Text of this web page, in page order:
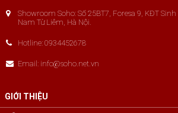
Showroom Soho: Số 25BT7, Foresa 9, KĐT
Nam Từ Liêm, Hà Nội.
Hotline: 0934452678
Email: info@soho.net.vn
GIỚI THIỆU